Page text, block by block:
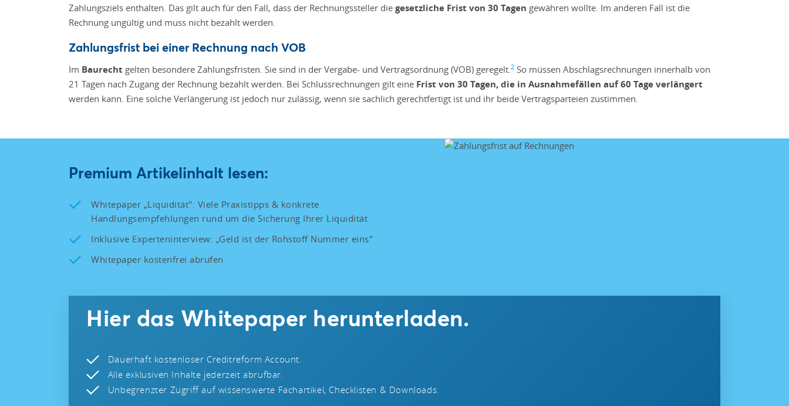
Zahlungsziels enthalten. Das gilt auch für den Fall, dass der Rechnungssteller die gesetzliche Frist von 30 Tagen gewähren wollte. Im anderen Fall ist die
Rechnung ungültig und muss nicht bezahlt werden.
Zahlungsfrist bei einer Rechnung nach VOB
Im Baurecht gelten besondere Zahlungsfristen. Sie sind in der Vergabe- und Vertragsordnung (VOB) geregelt. 2 So müssen Abschlagsrechnungen innerhalb von
21 Tagen nach Zugang der Rechnung bezahlt werden. Bei Schlussrechnungen gilt eine Frist von 30 Tagen, die in Ausnahmefällen auf 60 Tage verlängert
werden kann. Eine solche Verlängerung ist jedoch nur zulässig, wenn sie sachlich gerechtfertigt ist und ihr beide Vertragsparteien zustimmen.
Premium Artikelinhalt lesen:
Whitepaper „Liquidität": Viele Praxistipps & konkrete
Handlungsempfehlungen rund um die Sicherung Ihrer Liquidität
Inklusive Experteninterview: „Geld ist der Rohstoff Nummer eins"
Whitepaper kostenfrei abrufen
Hier das Whitepaper herunterladen.
Dauerhaft kostenloser Creditreform Account.
Alle exklusiven Inhalte jederzeit abrufbar.
Unbegrenzter Zugriff auf wissenswerte Fachartikel, Checklisten & Downloads.